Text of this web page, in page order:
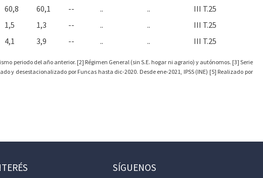
60,8 60,1 -- .. ..
III T.25
1,5 1,3 -- .. ..
III T.25
4,1 3,9 -- .. .. III T.25
periodo del año anterior. [2] Régimen General (sin S.E. hogar ni agrario) y autónomos. [3] Serie
y desestacionalizado por Funcas hasta dic-2020. Desde ene-2021, IPSS (INE) [5] Realizado por
SÍGUENOS